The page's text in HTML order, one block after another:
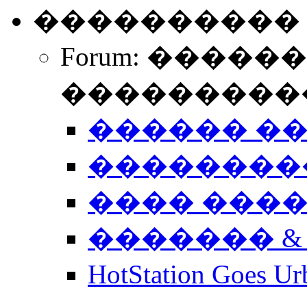
����������
Forum:
������
����
�������
HotStation